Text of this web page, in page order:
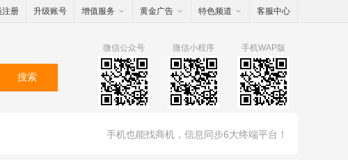
注册 升级账号 增值服务 黄金广告 特色频道 客服中心
搜索
手机WAP版
手机也能找商机，信息同步6大终端平台！
微信小程序
微信公众号